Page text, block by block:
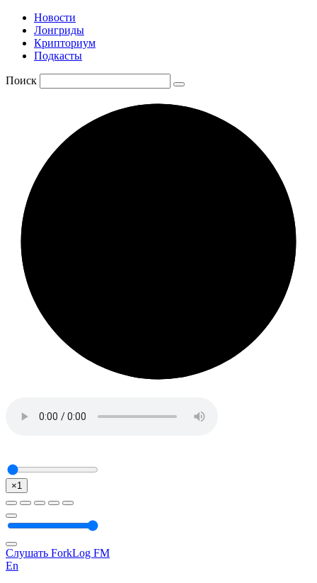
Новости
Лонгриды
Крипториум
Подкасты
Поиск
×1
Слушать ForkLog FM
En